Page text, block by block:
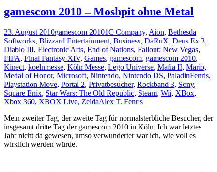
gamescom 2010 – Moshpit ohne Metal
23. August 2010gamescom 20101C Company, Aion, Bethesda
Softworks, Blizzard Entertainment, Business, DaRuX, Deus Ex 3,
Diablo III, Electronic Arts, End of Nations, Fallout: New Vegas,
FIFA, Final Fantasy XIV, Games, gamescom, gamescom 2010,
Kinect, koelnmesse, Köln Messe, Lego Universe, Mafia II, Mario,
Medal of Honor, Microsoft, Nintendo, Nintendo DS, PaladinFenris,
Playstation Move, Portal 2, Privatbesucher, Rockband 3, Sony,
Square Enix, Star Wars: The Old Republic, Steam, Wii, XBox,
Xbox 360, XBOX Live, ZeldaAlex T. Fenris
Mein zweiter Tag, der zweite Tag für normalsterbliche Besucher, der
insgesamt dritte Tag der gamescom 2010 in Köln. Ich war letztes
Jahr nicht da gewesen, umso verwunderter war ich, wie voll es
wirklich werden würde.